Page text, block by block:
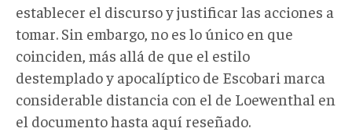
establecer el discurso y justificar las acciones a
tomar. Sin embargo, no es lo único en que
coinciden, más allá de que el estilo
destemplado y apocalíptico de Escobari marca
considerable distancia con el de Loewenthal en
el documento hasta aquí reseñado.